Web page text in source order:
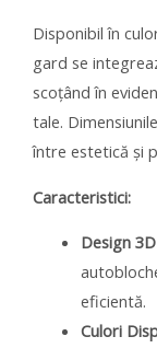
Disponibil în
gard se
scoțând în
tale.
între estetică și
Caracteristici:
Design
eficientă.
Culori